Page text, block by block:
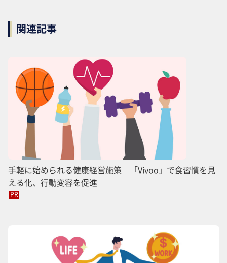
関連記事
手軽に始められる健康経営施策 「Vivoo」で食習慣を見
える化、行動変容を促進
PR